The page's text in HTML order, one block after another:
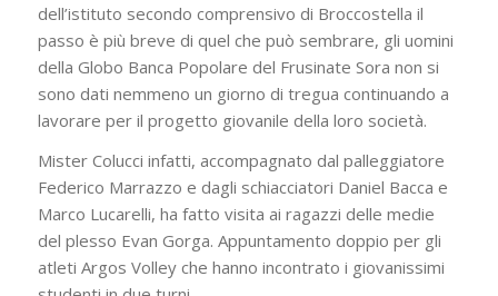
dell’istituto secondo comprensivo di Broccostella il
passo è più breve di quel che può sembrare, gli uomini
della Globo Banca Popolare del Frusinate Sora non si
sono dati nemmeno un giorno di tregua continuando a
lavorare per il progetto giovanile della loro società.
Mister Colucci infatti, accompagnato dal palleggiatore
Federico Marrazzo e dagli schiacciatori Daniel Bacca e
Marco Lucarelli, ha fatto visita ai ragazzi delle medie
del plesso Evan Gorga. Appuntamento doppio per gli
atleti Argos Volley che hanno incontrato i giovanissimi